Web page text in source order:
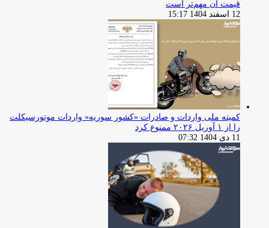
قیمت آن مهم‌تر است
12 اسفند 1404 15:17
کمیته ملی واردات و صادرات «کشور سوریه» واردات موتورسیکلت
را از ۱ آوریل ۲۰۲۶ ممنوع کرد
11 دی 1404 07:32